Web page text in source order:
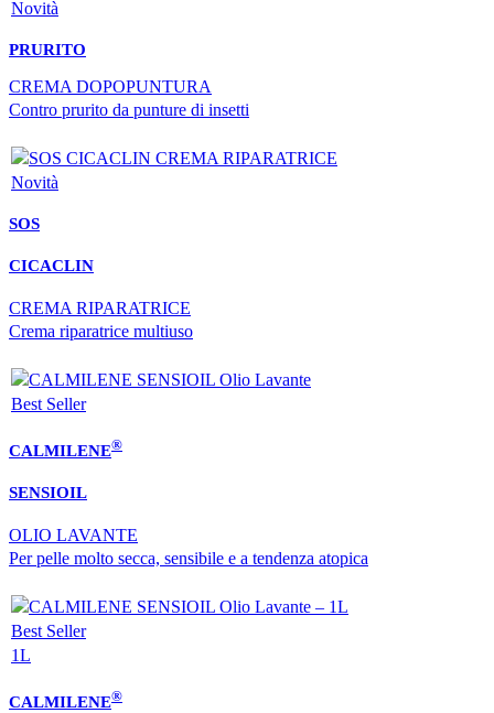
Novità
PRURITO
CREMA DOPOPUNTURA
Contro prurito da punture di insetti
Novità
SOS
CICACLIN
CREMA RIPARATRICE
Crema riparatrice multiuso
Best Seller
CALMILENE®
SENSIOIL
OLIO LAVANTE
Per pelle molto secca, sensibile e a tendenza atopica
Best Seller
1L
CALMILENE®